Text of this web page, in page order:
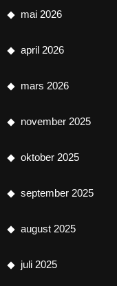
mai 2026
april 2026
mars 2026
november 2025
oktober 2025
september 2025
august 2025
juli 2025